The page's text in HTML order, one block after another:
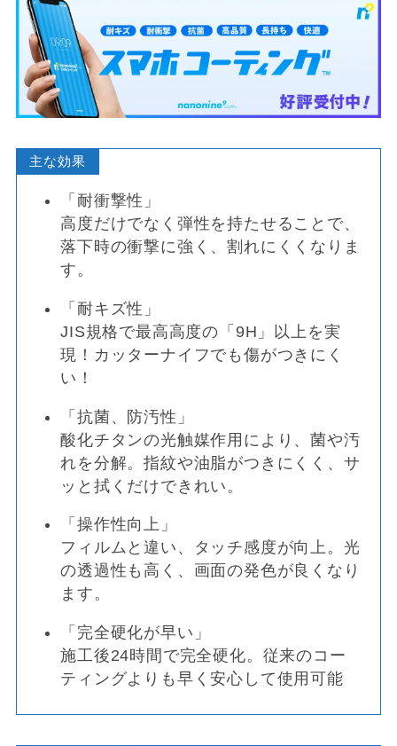
主な効果
「耐衝撃性」
高度だけでなく弾性を持たせることで、
落下時の衝撃に強く、割れにくくなりま
す。
「耐キズ性」
JIS規格で最高高度の「9H」以上を実
現！カッターナイフでも傷がつきにく
い！
「抗菌、防汚性」
酸化チタンの光触媒作用により、菌や汚
れを分解。指紋や油脂がつきにくく、サ
ッと拭くだけできれい。
「操作性向上」
フィルムと違い、タッチ感度が向上。光
の透過性も高く、画面の発色が良くなり
ます。
「完全硬化が早い」
施工後24時間で完全硬化。従来のコー
ティングよりも早く安心して使用可能